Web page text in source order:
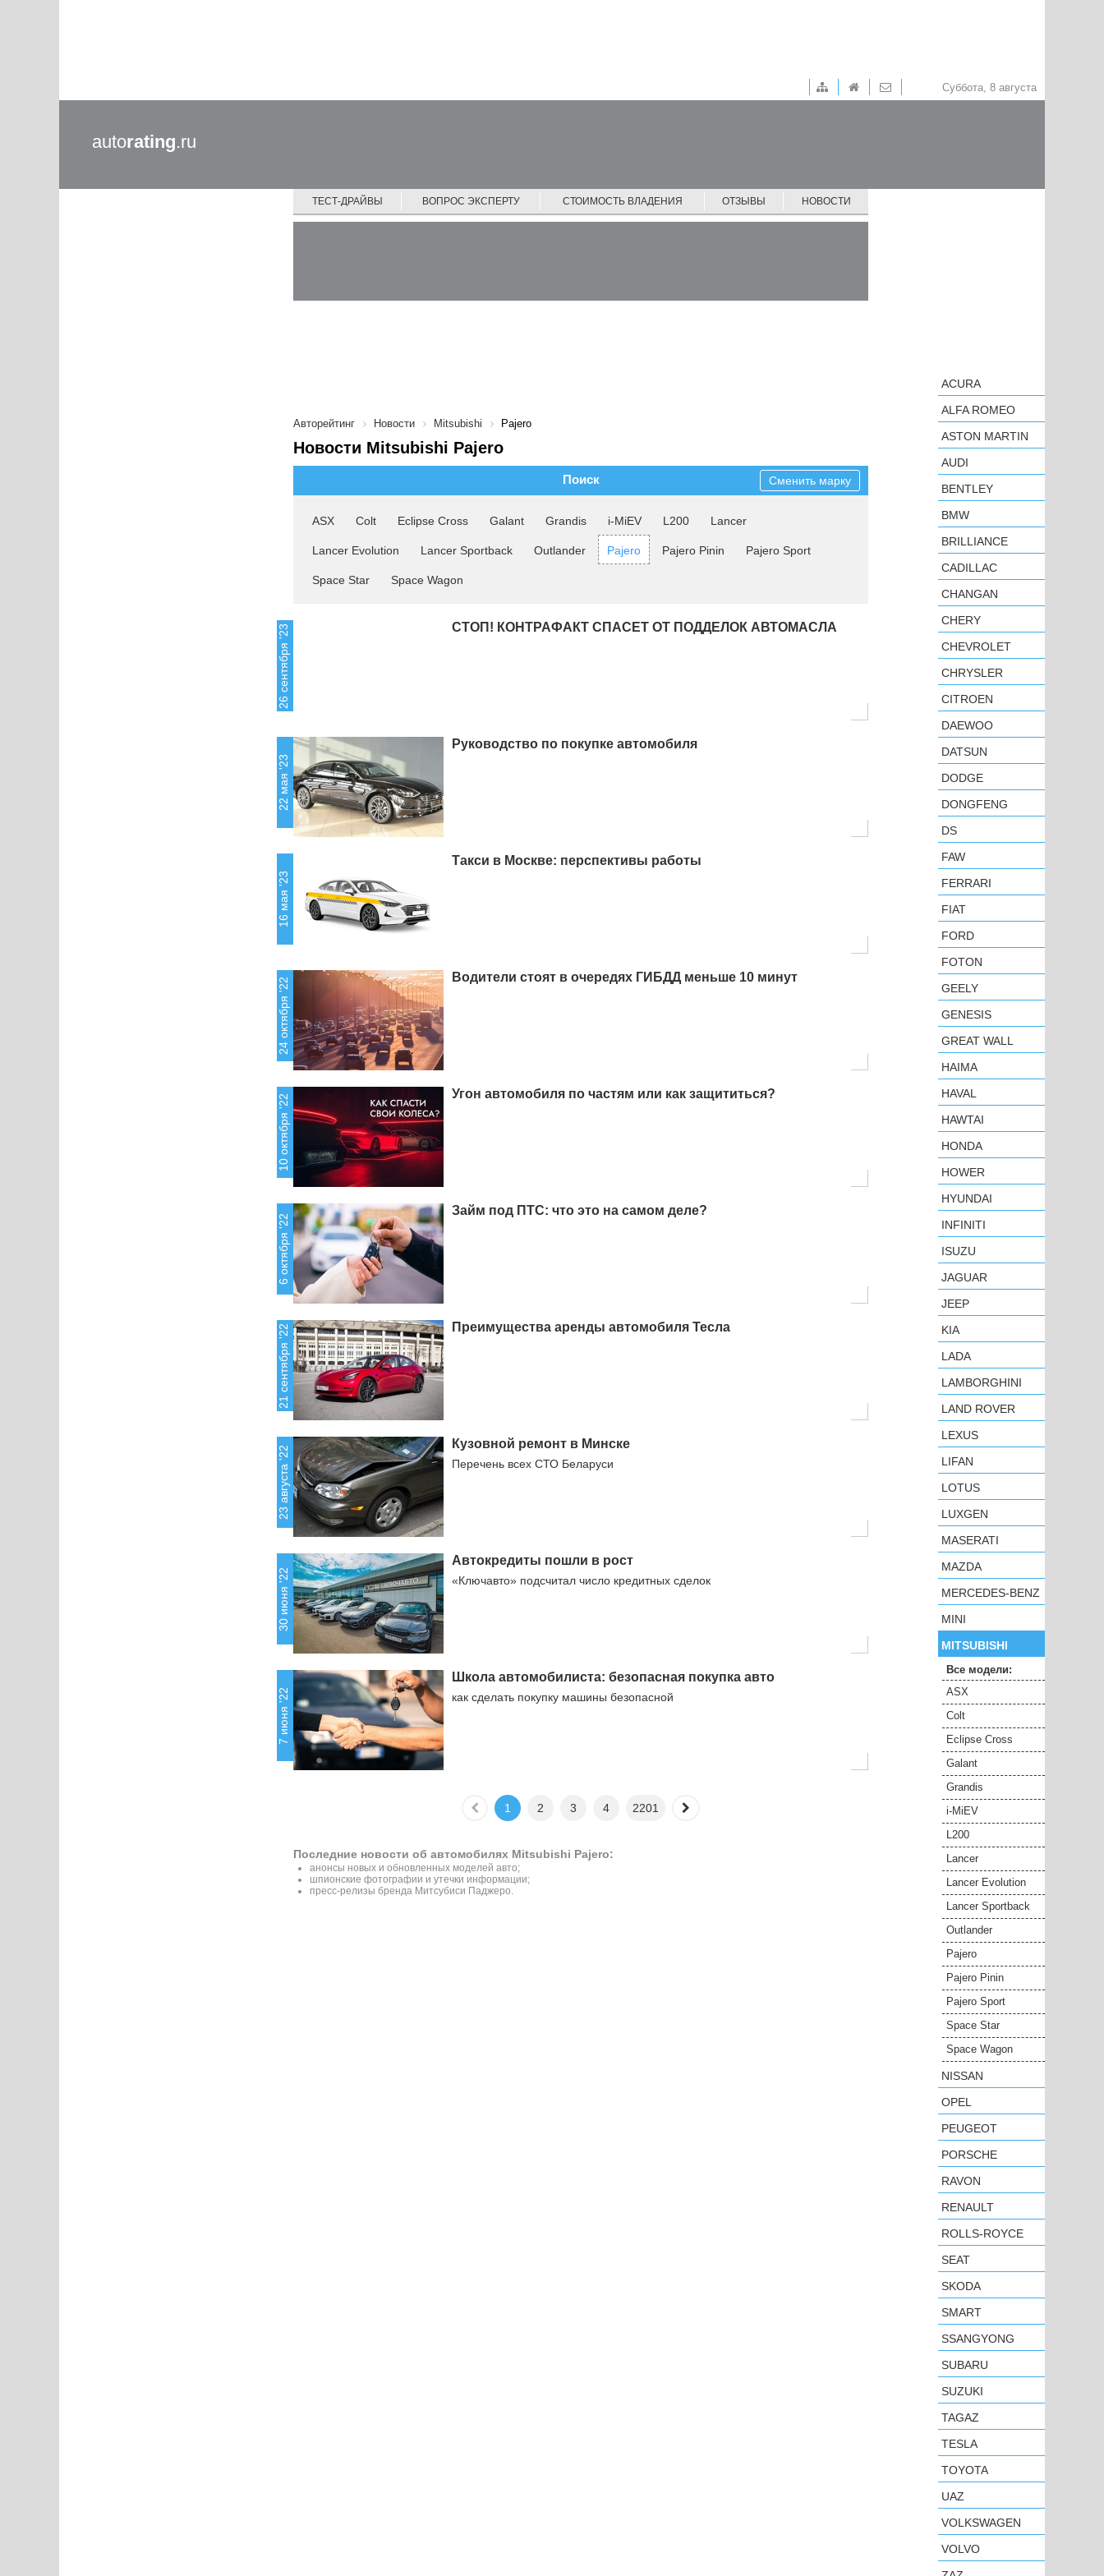
Суббота, 8 августа
autorating.ru
ТЕСТ-ДРАЙВЫ ВОПРОС ЭКСПЕРТУ СТОИМОСТЬ ВЛАДЕНИЯ ОТЗЫВЫ НОВОСТИ
Авторейтинг Новости Mitsubishi Pajero
Новости Mitsubishi Pajero
Поиск Сменить марку
ASX Colt Eclipse Cross Galant Grandis i-MiEV L200 Lancer
Lancer Evolution Lancer Sportback Outlander Pajero Pajero Pinin Pajero Sport
Space Star Space Wagon
26 сентября '23 СТОП! КОНТРАФАКТ СПАСЕТ ОТ ПОДДЕЛОК АВТОМАСЛА
22 мая '23
Руководство по покупке автомобиля
16 мая '23
Такси в Москве: перспективы работы
24 октября '22 Водители стоят в очередях ГИБДД меньше 10 минут
10 октября '22 Угон автомобиля по частям или как защититься?
6 октября '22
Займ под ПТС: что это на самом деле?
21 сентября '22 Преимущества аренды автомобиля Тесла
23 августа '22
Кузовной ремонт в Минске
Перечень всех СТО Беларуси
30 июня '22
Автокредиты пошли в рост
«Ключавто» подсчитал число кредитных сделок
7 июня '22
Школа автомобилиста: безопасная покупка авто
как сделать покупку машины безопасной
1 2 3 4 2201
Последние новости об автомобилях Mitsubishi Pajero:
анонсы новых и обновленных моделей авто;
шпионские фотографии и утечки информации;
пресс-релизы бренда Митсубиси Паджеро.
ACURA
ALFA ROMEO
ASTON MARTIN
AUDI
BENTLEY
BMW
BRILLIANCE
CADILLAC
CHANGAN
CHERY
CHEVROLET
CHRYSLER
CITROEN
DAEWOO
DATSUN
DODGE
DONGFENG
DS
FAW
FERRARI
FIAT
FORD
FOTON
GEELY
GENESIS
GREAT WALL
HAIMA
HAVAL
HAWTAI
HONDA
HOWER
HYUNDAI
INFINITI
ISUZU
JAGUAR
JEEP
KIA
LADA
LAMBORGHINI
LAND ROVER
LEXUS
LIFAN
LOTUS
LUXGEN
MASERATI
MAZDA
MERCEDES-BENZ
MINI
MITSUBISHI
Все модели:
ASX
Colt
Eclipse Cross
Galant
Grandis
i-MiEV
L200
Lancer
Lancer Evolution
Lancer Sportback
Outlander
Pajero
Pajero Pinin
Pajero Sport
Space Star
Space Wagon
NISSAN
OPEL
PEUGEOT
PORSCHE
RAVON
RENAULT
ROLLS-ROYCE
SEAT
SKODA
SMART
SSANGYONG
SUBARU
SUZUKI
TAGAZ
TESLA
TOYOTA
UAZ
VOLKSWAGEN
VOLVO